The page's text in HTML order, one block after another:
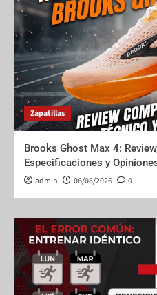
Zapatillas
Brooks Ghost Max 4:
Especificaciones y
admin 06/08/2026 0